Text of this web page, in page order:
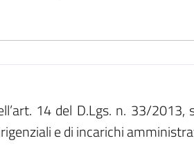
14 del D.Lgs. n. 33/
e di incarichi